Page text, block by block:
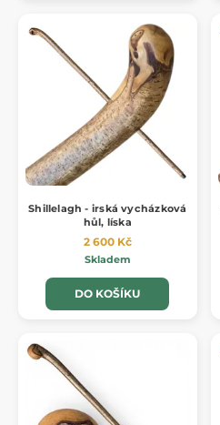
Shillelagh - irská vycházková
hůl, líska
2 600 Kč
Skladem
DO KOŠÍKU